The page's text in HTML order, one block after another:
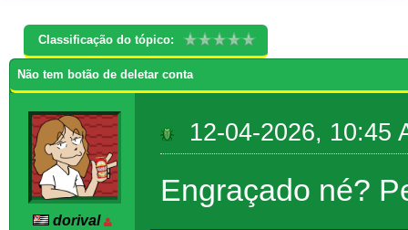
Classificação do tópico:
Não tem botão de deletar conta
dorival
12-04-2026, 10:45
Engraçado né?